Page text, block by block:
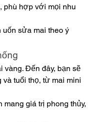
phù hợp với mọi nhu
sửa mai theo ý
vàng. Đến đây, bạn sẽ
tuổi thọ, từ mai mini
giá trị phong thủy,